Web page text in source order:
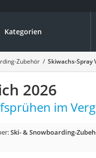
Kategorien
Vergleiche
& Sport
Fahrradträger
366 cm
Zubehör Skiwachs-Spray
2026
im
Ski- & Snowboarding-